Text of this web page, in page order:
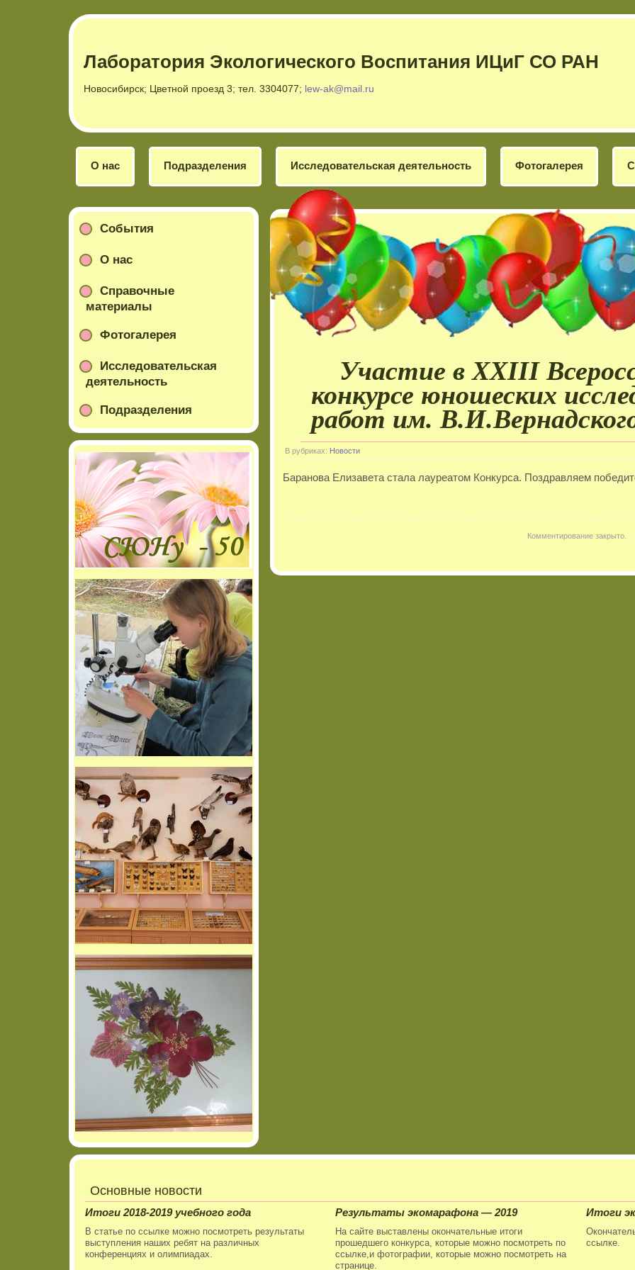
Лаборатория Экологического Воспитания ИЦиГ СО РАН
Новосибирск; Цветной проезд 3; тел. 3304077; lew-ak@mail.ru
О нас Подразделения Исследовательская деятельность Фотогалерея
Участие в XXIII
конкурсе юношеских
работ им.
В рубриках: Новости
Баранова Елизавета стала лауреатом Конкурса. Поздравляем
Комментирование закрыто.
События
О нас
Справочные
материалы
Фотогалерея
Исследовательская
деятельность
Подразделения
Основные новости
Итоги 2018-2019 учебного года
В статье по ссылке можно посмотреть результаты
выступления наших ребят на различных
конференциях и олимпиадах.
Результаты экомарафона — 2019
На сайте выставлены окончательные итоги
прошедшего конкурса, которые можно посмотреть по
ссылке,и фотографии, которые можно посмотреть на
странице.
Итоги
ссылке.